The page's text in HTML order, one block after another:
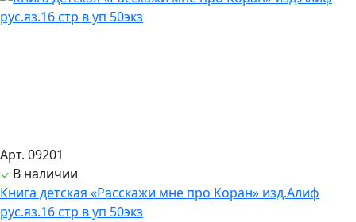
Арт. 09201
В наличии
Книга детская «Расскажи мне про Коран» изд.Алиф
рус.яз.16 стр в уп 50экз